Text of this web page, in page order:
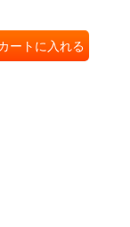
ートに入れる